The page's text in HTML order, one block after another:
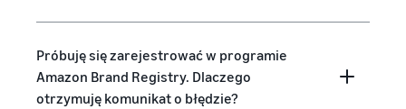
Próbuję się zarejestrować w programie
Amazon Brand Registry. Dlaczego
otrzymuję komunikat o błędzie?